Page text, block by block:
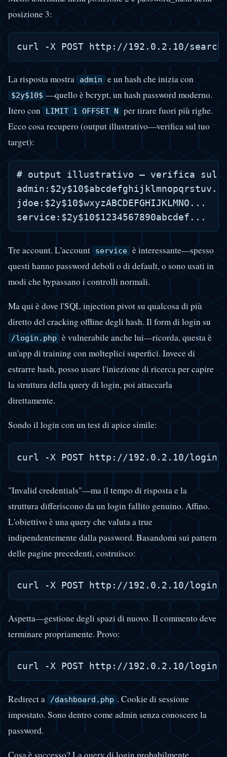
posizione 3:
La risposta mostra admin e un hash che inizia con
$2y$10$ —quello è bcrypt, un hash password moderno.
Itero con LIMIT 1 OFFSET N per tirare fuori più righe.
Ecco cosa recupero (output illustrativo—verifica sul tuo
target):
# output illustrativo — verifica sul
jdoe:$2y$10$wxyzABCDEFGHIJKLMNO...
Tre account. L'account service è interessante—spesso
questi hanno password deboli o di default, o sono usati in
modi che bypassano i controlli normali.
Ma qui è dove l'SQL injection pivot su qualcosa di più
diretto del cracking offline degli hash. Il form di login su
/login.php
è vulnerabile anche lui—ricorda, questa è
un'app di training con molteplici superfici. Invece di
estrarre hash, posso usare l'iniezione di ricerca per capire
la struttura della query di login, poi attaccarla
direttamente.
Sondo il login con un test di apice simile:
"Invalid credentials"—ma il tempo di risposta e la
struttura differiscono da un login fallito genuino. Affino.
L'obiettivo è una query che valuta a true
indipendentemente dalla password. Basandomi sui pattern
delle pagine precedenti, costruisco:
Aspetta—gestione degli spazi di nuovo. Il commento deve
terminare propriamente. Provo:
Redirect a /dashboard.php . Cookie di sessione
impostato. Sono dentro come admin senza conoscere la
password.